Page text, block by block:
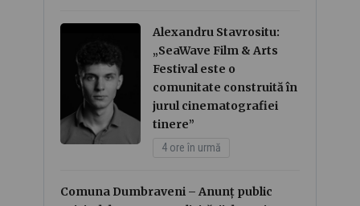
Alexandru Stavrositu:
„SeaWave Film & Arts
Festival este o
comunitate construită în
jurul cinematografiei
tinere”
4 ore în urmă
Comuna Dumbraveni – Anunț public